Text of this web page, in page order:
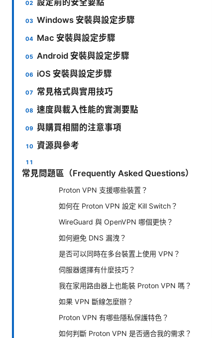
Windows 安裝與設定步驟
Mac 安裝與設定步驟
Android 安裝與設定步驟
iOS 安裝與設定步驟
常見格式與實用技巧
速度與載入性能的實測要點
與購買相關的注意事項
資源與參考
常見問題區（Frequently Asked Questions）
Proton VPN 支援哪些裝置？
如何在 Proton VPN 設定 Kill Switch？
WireGuard 與 OpenVPN 哪個更快？
如何避免 DNS 漏洩？
是否可以同時在多台裝置上使用 VPN？
伺服器選擇有什麼技巧？
我在家用路由器上也能裝 Proton VPN 嗎？
如果 VPN 斷線怎麼辦？
Proton VPN 有哪些隱私保護特色？
如何判斷 Proton VPN 是否適合我的需求？